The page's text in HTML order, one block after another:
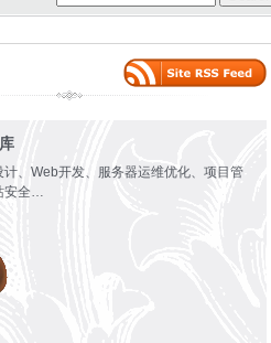
、Web开发、服务器运维优化、项目管
安全…